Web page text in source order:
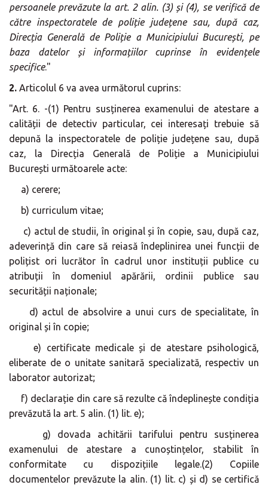
persoanele prevăzute la art. 2 alin. (3) și (4), se verifică de
către inspectoratele de poliție județene sau, după caz,
Direcția Generală de Poliție a Municipiului București, pe
baza datelor și informațiilor cuprinse în evidențele
specifice."
2. Articolul 6 va avea următorul cuprins:
"Art. 6. -(1) Pentru susținerea examenului de atestare a
calității de detectiv particular, cei interesați trebuie să
depună la inspectoratele de poliție județene sau, după
caz, la Direcția Generală de Poliție a Municipiului
București următoarele acte:
a) cerere;
b) curriculum vitae;
c) actul de studii, în original și în copie, sau, după caz,
adeverință din care să reiasă îndeplinirea unei funcții de
polițist ori lucrător în cadrul unor instituții publice cu
atribuții în domeniul apărării, ordinii publice sau
securității naționale;
d) actul de absolvire a unui curs de specialitate, în
original și în copie;
e) certificate medicale și de atestare psihologică,
eliberate de o unitate sanitară specializată, respectiv un
laborator autorizat;
f) declarație din care să rezulte că îndeplinește condiția
prevăzută la art. 5 alin. (1) lit. e);
g) dovada achitării tarifului pentru susținerea
examenului de atestare a cunoștințelor, stabilit în
conformitate cu dispozițiile legale.(2) Copiile
documentelor prevăzute la alin. (1) lit. c) și d) se certifică